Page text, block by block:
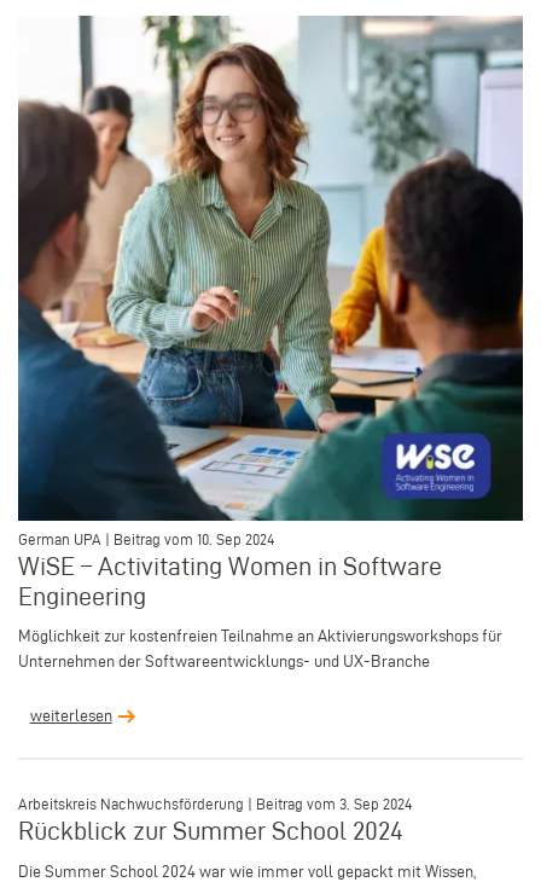
German UPA | Beitrag vom 10. Sep 2024
WiSE – Activitating Women in Software
Engineering
Möglichkeit zur kostenfreien Teilnahme an Aktivierungsworkshops für
Unternehmen der Softwareentwicklungs- und UX-Branche
weiterlesen
Arbeitskreis Nachwuchsförderung | Beitrag vom 3. Sep 2024
Rückblick zur Summer School 2024
Die Summer School 2024 war wie immer voll gepackt mit Wissen,